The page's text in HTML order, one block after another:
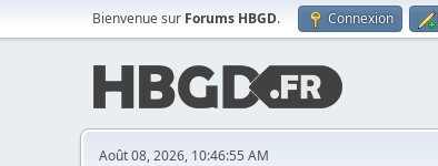
Bienvenue sur Forums HBGD. Connexion
Août 08, 2026, 10:46:55 AM